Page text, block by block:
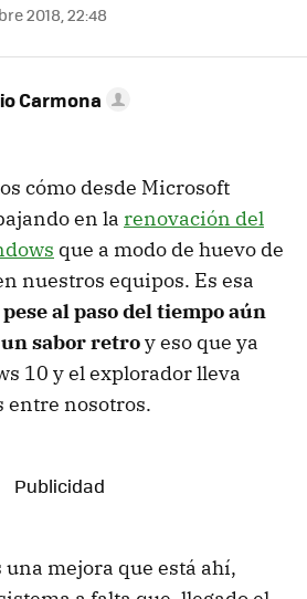
2018, 22:48
Carmona
cómo desde Microsoft
en la renovación del
que a modo de huevo de
nuestros equipos. Es esa
pese al paso del tiempo aún
sabor retroy eso que ya
10 y el explorador lleva
entre nosotros.
una mejora que está ahí,